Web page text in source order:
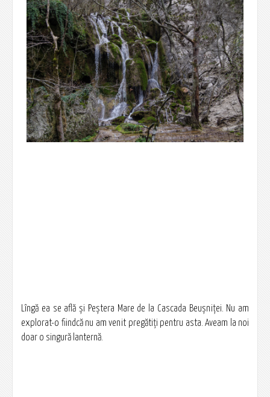
Lîngă ea se află și Peștera Mare de la Cascada Beușniței. Nu am
explorat-o fiindcă nu am venit pregătiți pentru asta. Aveam la noi
doar o singură lanternă.